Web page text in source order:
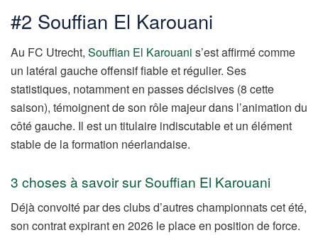
#2 Souffian El Karouani
Au FC Utrecht, Souffian El Karouani s’est affirmé comme
un latéral gauche offensif fiable et régulier. Ses
statistiques, notamment en passes décisives (8 cette
saison), témoignent de son rôle majeur dans l’animation du
côté gauche. Il est un titulaire indiscutable et un élément
stable de la formation néerlandaise.
3 choses à savoir sur Souffian El Karouani
Déjà convoité par des clubs d’autres championnats cet été,
son contrat expirant en 2026 le place en position de force.